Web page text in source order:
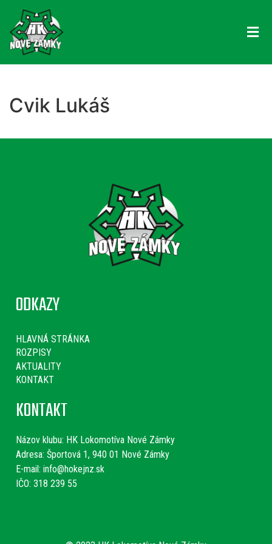
Cvik Lukáš
ODKAZY
HLAVNÁ STRÁNKA
ROZPISY
AKTUALITY
KONTAKT
KONTAKT
Názov klubu: HK Lokomotíva Nové Zámky
Adresa: Športová 1, 940 01 Nové Zámky
E-mail: info@hokejnz.sk
IČO: 318 239 55